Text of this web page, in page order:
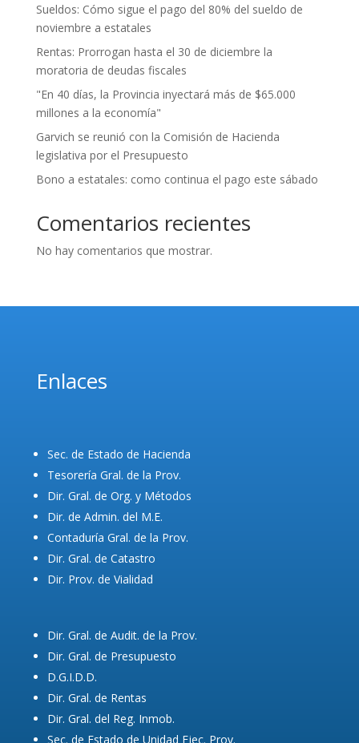
Sueldos: Cómo sigue el pago del 80% del sueldo de
noviembre a estatales
Rentas: Prorrogan hasta el 30 de diciembre la
moratoria de deudas fiscales
"En 40 días, la Provincia inyectará más de $65.000
millones a la economía"
Garvich se reunió con la Comisión de Hacienda
legislativa por el Presupuesto
Bono a estatales: como continua el pago este sábado
Comentarios recientes
No hay comentarios que mostrar.
Enlaces
Sec. de Estado de Hacienda
Tesorería Gral. de la Prov.
Dir. Gral. de Org. y Métodos
Dir. de Admin. del M.E.
Contaduría Gral. de la Prov.
Dir. Gral. de Catastro
Dir. Prov. de Vialidad
Dir. Gral. de Audit. de la Prov.
Dir. Gral. de Presupuesto
D.G.I.D.D.
Dir. Gral. de Rentas
Dir. Gral. del Reg. Inmob.
Sec. de Estado de Unidad Ejec. Prov.